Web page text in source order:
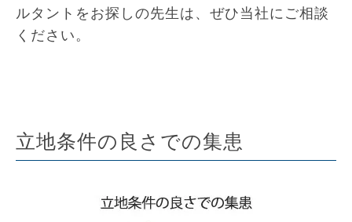
ルタントをお探しの先生は、ぜひ当社にご相談
ください。
立地条件の良さでの集患